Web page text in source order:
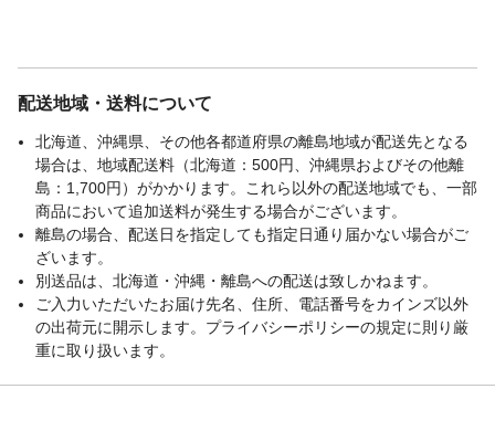
配送地域・送料について
北海道、沖縄県、その他各都道府県の離島地域が配送先となる
場合は、地域配送料（北海道：500円、沖縄県およびその他離
島：1,700円）がかかります。これら以外の配送地域でも、一部
商品において追加送料が発生する場合がございます。
離島の場合、配送日を指定しても指定日通り届かない場合がご
ざいます。
別送品は、北海道・沖縄・離島への配送は致しかねます。
ご入力いただいたお届け先名、住所、電話番号をカインズ以外
の出荷元に開示します。プライバシーポリシーの規定に則り厳
重に取り扱います。